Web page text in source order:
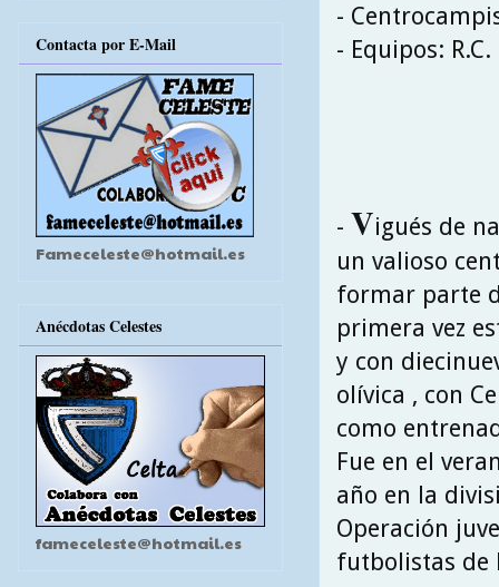
-
- Equipos:
- Vigués de
un valioso
formar parte
primera vez
y con
olívica , con
como
Fue en el
año en la
Operación
futbolistas de
Contacta por E-Mail
Fameceleste@hotmail.es
Anécdotas Celestes
fameceleste@hotmail.es